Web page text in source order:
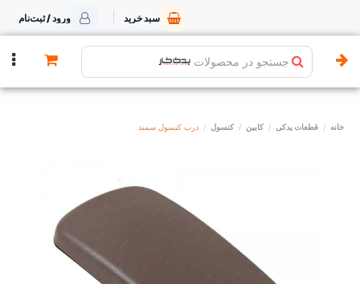
سبد خرید ورود / ثبت‌نام
جستجو در محصولات
خانه قطعات یدکی کابین کنسول درب کنسول سمند